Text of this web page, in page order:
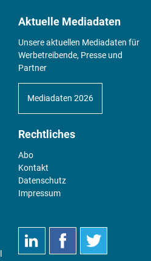
Aktuelle Mediadaten
Unsere aktuellen Mediadaten für
Werbetreibende, Presse und
Partner
Mediadaten 2026
Rechtliches
Abo
Kontakt
Datenschutz
Impressum